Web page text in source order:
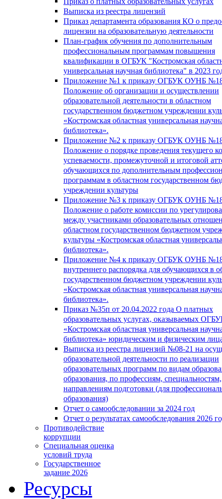
Выписка из реестра лицензий
Приказ департамента образования КО о
лицензии на образовательную деятельности
План-график обучения по дополнительным
профессиональным программам повышения
квалификации в ОГБУК "Костромская
универсальная научная библиотека" в 2023
Приложение №1 к приказу ОГБУК ОУНБ
Положение об организации и осуществлении
образовательной деятельности в областном
государственном бюджетном учреждении
«Костромская областная универсальная
библиотека».
Приложение №2 к приказу ОГБУК ОУНБ
Положение о порядке проведения текущего
успеваемости, промежуточной и итоговой
обучающихся по дополнительным
программам в областном государственном
учреждении культуры
Приложение №3 к приказу ОГБУК ОУНБ
Положение о работе комиссии по
между участниками образовательных
областном государственном бюджетном
культуры «Костромская областная
библиотека».
Приложение №4 к приказу ОГБУК ОУНБ
внутреннего распорядка для обучающихся в
государственном бюджетном учреждении
«Костромская областная универсальная
библиотека».
Приказ №35п от 20.04.2022 года О платных
образовательных услугах, оказываемых
«Костромская областная универсальная
библиотека» юридическим и физическим
Выписка из реестра лицензий №08-21 на
образовательной деятельности по реализации
образовательных программ по видам
образования, по профессиям, специальностям,
направлениям подготовки (для
образования)
Отчет о самообследовании за 2024 год
Отчет о результатах самообследования 2026
Противодействие
коррупции
Специальная оценка
условий труда
Государственное
задание 2026
Ресурсы